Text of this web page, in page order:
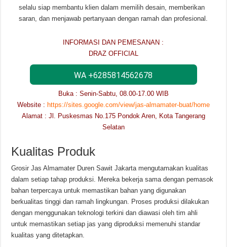
selalu siap membantu klien dalam memilih desain, memberikan
saran, dan menjawab pertanyaan dengan ramah dan profesional.
INFORMASI DAN PEMESANAN :
DRAZ OFFICIAL
WA +6285814562678
Buka : Senin-Sabtu, 08.00-17.00 WIB
Website : https://sites.google.com/view/jas-almamater-buat/home
Alamat : Jl. Puskesmas No.175 Pondok Aren, Kota Tangerang
Selatan
Kualitas Produk
Grosir Jas Almamater Duren Sawit Jakarta mengutamakan kualitas
dalam setiap tahap produksi. Mereka bekerja sama dengan pemasok
bahan terpercaya untuk memastikan bahan yang digunakan
berkualitas tinggi dan ramah lingkungan. Proses produksi dilakukan
dengan menggunakan teknologi terkini dan diawasi oleh tim ahli
untuk memastikan setiap jas yang diproduksi memenuhi standar
kualitas yang ditetapkan.